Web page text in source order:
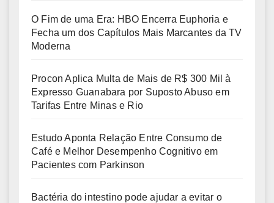
O Fim de uma Era: HBO Encerra Euphoria e
Fecha um dos Capítulos Mais Marcantes da TV
Moderna
Procon Aplica Multa de Mais de R$ 300 Mil à
Expresso Guanabara por Suposto Abuso em
Tarifas Entre Minas e Rio
Estudo Aponta Relação Entre Consumo de
Café e Melhor Desempenho Cognitivo em
Pacientes com Parkinson
Bactéria do intestino pode ajudar a evitar o